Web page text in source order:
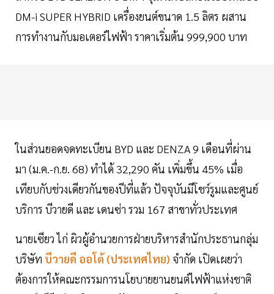
DM-i SUPER HYBRID เครื่องยนต์ขนาด 1.5 ลิตร ผสาน
การทำงานกับมอเตอร์ไฟฟ้า ราคาเริ่มต้น 999,900 บาท
ในส่วนยอดจดทะเบียน BYD และ DENZA 9 เดือนที่ผ่าน
มา (ม.ค.-ก.ย. 68) ทำได้ 32,290 คัน เพิ่มขึ้น 45% เมื่อ
เทียบกับช่วงเดียวกันของปีที่แล้ว ปัจจุบันมีโชว์รูมและศูนย์
บริการ บีวายดี และ เดนซ่า รวม 167 สาขาทั่วประเทศ
นายเซียว ไก่ ผิวผู้อำนวยการฝ่ายบริหารสำนักประธานกลุ่ม
บริษัท บีวายดี ออโต้ (ประเทศไทย) จำกัด เปิดเผยว่า
ต้องการให้คณะกรรมการนโยบายยานยนต์ไฟฟ้าแห่งชาติ